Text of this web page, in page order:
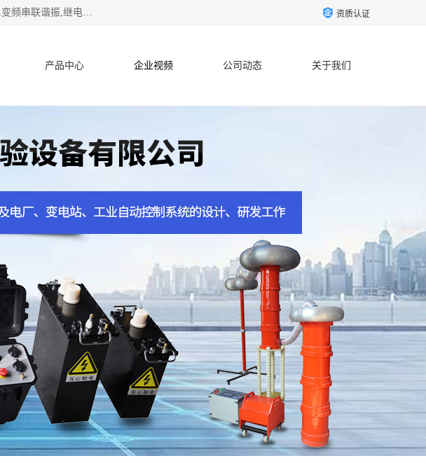
武汉鄂电电力试验设备有限公司专门从事电力电气设备和仪器仪表的设计与制造,主要研发生产工频串联谐振,变频串联谐振,继电保护测试仪,电缆故障测试仪,直流电阻测试仪,接地电阻测试仪等一百多种高品质产品.坚持奉行"质量一,客户至上"的服务宗旨。 资质认证
产品中心 企业视频 公司动态 关于我们